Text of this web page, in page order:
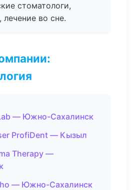
стоматологи,
лечение во сне.
— Южно-Сахалинск
ProfiDent — Кызыл
Therapy —
— Южно-Сахалинск